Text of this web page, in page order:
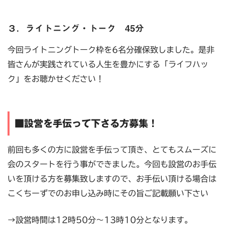
３．ライトニング・トーク 45分
今回ライトニングトーク枠を6名分確保致しました。是非
皆さんが実践されている人生を豊かにする「ライフハッ
ク」をお聴かせください！
■設営を手伝って下さる方募集！
前回も多くの方に設営を手伝って頂き、とてもスムーズに
会のスタートを行う事ができました。今回も設営のお手伝
いを頂ける方を募集致しますので、お手伝い頂ける場合は
こくちーずでのお申し込み時にその旨ご記載願い下さい
→設営時間は12時50分〜13時10分となります。